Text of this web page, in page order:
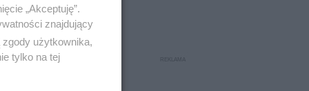
„Akceptuję”.
znajdujący
użytkownika,
tylko na tej